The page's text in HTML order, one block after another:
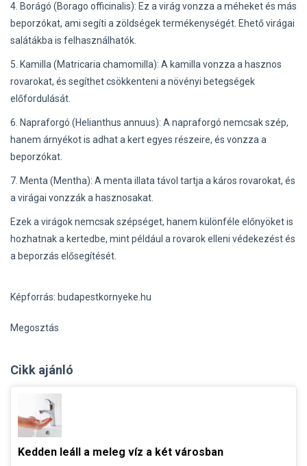
4. Borágó (Borago officinalis): Ez a virág vonzza a méheket és más
beporzókat, ami segíti a zöldségek termékenységét. Ehető virágai
salátákba is felhasználhatók.
5. Kamilla (Matricaria chamomilla): A kamilla vonzza a hasznos
rovarokat, és segíthet csökkenteni a növényi betegségek
előfordulását.
6. Napraforgó (Helianthus annuus): A napraforgó nemcsak szép,
hanem árnyékot is adhat a kert egyes részeire, és vonzza a
beporzókat.
7. Menta (Mentha): A menta illata távol tartja a káros rovarokat, és
a virágai vonzzák a hasznosakat.
Ezek a virágok nemcsak szépséget, hanem különféle előnyöket is
hozhatnak a kertedbe, mint például a rovarok elleni védekezést és
a beporzás elősegítését.
Képforrás: budapestkornyeke.hu
Megosztás
Cikk ajánló
Kedden leáll a meleg víz a két városban